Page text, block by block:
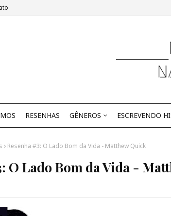
RESENHAS GÊNEROS ESCREVENDO
Resenha #3: O Lado Bom da Vida - Matthew Quick
O Lado Bom da Vida -